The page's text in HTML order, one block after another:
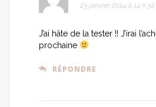
23 janvier 2014 à 14 h
J’ai hâte de la tester !! J’irai
prochaine
RÉPONDRE